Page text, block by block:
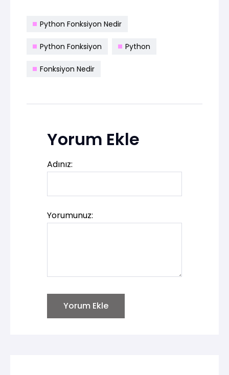
Python Fonksiyon Nedir
Python Fonksiyon Python
Fonksiyon Nedir
Yorum Ekle
Adınız:
Yorumunuz:
Yorum Ekle